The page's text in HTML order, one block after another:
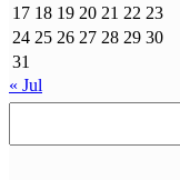
17 18 19 20 21 22 23
24 25 26 27 28 29 30
31
« Jul